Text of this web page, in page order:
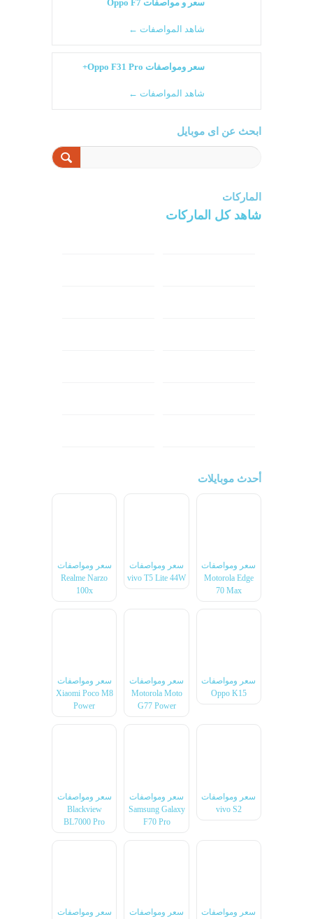
سعر و مواصفات Oppo F7
شاهد المواصفات ←
سعر ومواصفات Oppo F31 Pro+
شاهد المواصفات ←
ابحث عن اى موبايل
الماركات
شاهد كل الماركات
أحدث موبايلات
سعر ومواصفات
Motorola Edge
70 Max
سعر ومواصفات
vivo T5 Lite 44W
سعر ومواصفات
Realme Narzo
100x
سعر ومواصفات
Oppo K15
سعر ومواصفات
Motorola Moto
G77 Power
سعر ومواصفات
Xiaomi Poco M8
Power
سعر ومواصفات
vivo S2
سعر ومواصفات
Samsung Galaxy
F70 Pro
سعر ومواصفات
Blackview
BL7000 Pro
سعر ومواصفات
سعر ومواصفات
سعر ومواصفات